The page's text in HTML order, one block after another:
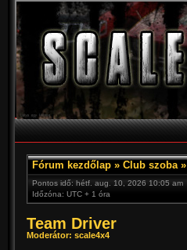
Fórum kezdőlap » Club szoba»
Pontos idő: hétf. aug. 10, 2026 10:05 am
Időzóna: UTC + 1 óra
Team Driver
Moderátor: scale4x4